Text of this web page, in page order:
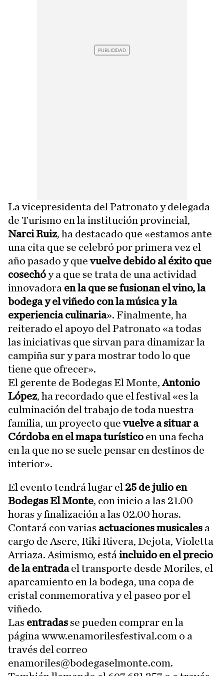
La vicepresidenta del Patronato y delegada
de Turismo en la institución provincial,
Narci Ruiz, ha destacado que «estamos ante
una cita que se celebró por primera vez el
año pasado y quevuelve debido al éxito que
cosechóy a que se trata de una actividad
innovadora en la que se fusionan el vino, la
bodega y el viñedo con la música y la
experiencia culinaria». Finalmente, ha
reiterado el apoyo del Patronato «a todas
las iniciativas que sirvan para dinamizar la
campiña sur y para mostrar todo lo que
tiene que ofrecer».
El gerente de Bodegas El Monte,Antonio
López, ha recordado que el festival «es la
culminación del trabajo de toda nuestra
familia, un proyecto quevuelve a situar a
Córdoba en el mapa turístico en una fecha
en la que no se suele pensar en destinos de
interior».
El evento tendrá lugar el 25 de julio en
Bodegas El Monte, con inicio a las 21.00
horas y finalización a las 02.00 horas.
Contará con varias actuaciones musicales a
cargo de Asere, Riki Rivera, Dejota, Violetta
Arriaza. Asimismo, está incluido en el precio
de la entradael transporte desde Moriles, el
aparcamiento en la bodega, una copa de
cristal conmemorativa y el paseo por el
viñedo.
Las entradas se pueden comprar en la
página www.enamorilesfestival.com o a
través del correo
enamoriles@bodegaselmonte.com.